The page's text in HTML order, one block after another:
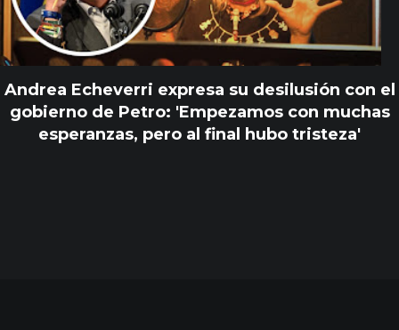
Andrea Echeverri expresa su desilusión con el
gobierno de Petro: 'Empezamos con muchas
esperanzas, pero al final hubo tristeza'